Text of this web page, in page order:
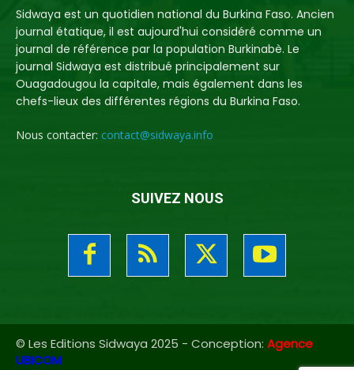
Sidwaya est un quotidien national du Burkina Faso. Ancien
journal étatique, il est aujourd'hui considéré comme un
journal de référence par la population Burkinabè. Le
journal Sidwaya est distribué principalement sur
Ouagadougou la capitale, mais également dans les
chefs-lieux des différentes régions du Burkina Faso.
Nous contacter: contact@sidwaya.info
SUIVEZ NOUS
© Les Editions Sidwaya 2025 - Conception: Agence
UBICOM